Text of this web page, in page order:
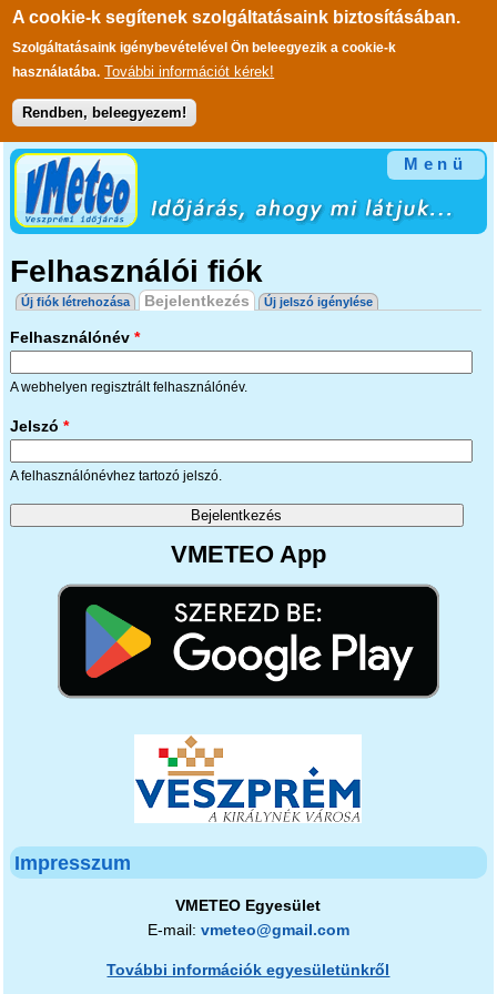
A cookie-k segítenek szolgáltatásaink biztosításában.
Szolgáltatásaink igénybevételével Ön beleegyezik a cookie-k
használatába. További információt kérek!
Rendben, beleegyezem!
Ugrás a tartalomra
Menü
Felhasználói fiók
Elsődleges fülek
Új fiók létrehozása Bejelentkezés (aktív fül)
Új jelszó igénylése
Felhasználónév *
A webhelyen regisztrált felhasználónév.
Jelszó *
A felhasználónévhez tartozó jelszó.
VMETEO App
Impresszum
VMETEO Egyesület
E-mail: vmeteo@gmail.com
További információk egyesületünkről